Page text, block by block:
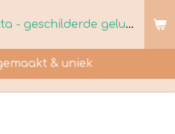
Atelier Jetta - geschilderde geluksmomenten
& uniek